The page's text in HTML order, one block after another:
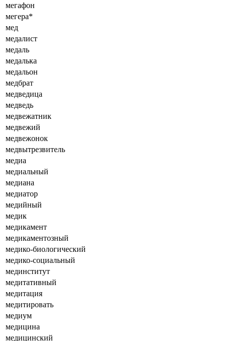
мегафон
мегера*
мед
медалист
медаль
медалька
медальон
медбрат
медведица
медведь
медвежатник
медвежий
медвежонок
медвытрезвитель
медиа
медиальный
медиана
медиатор
медийный
медик
медикамент
медикаментозный
медико-биологический
медико-социальный
мединститут
медитативный
медитация
медитировать
медиум
медицина
медицинский